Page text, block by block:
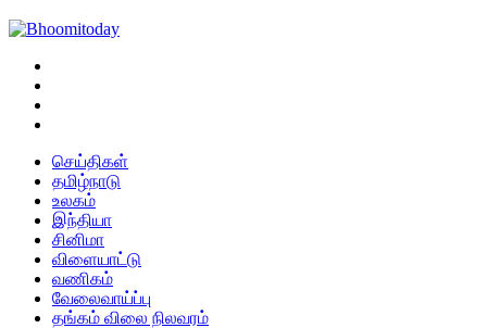
செய்திகள்
தமிழ்நாடு
உலகம்
இந்தியா
சினிமா
விளையாட்டு
வணிகம்
வேலைவாய்ப்பு
தங்கம் விலை நிலவரம்